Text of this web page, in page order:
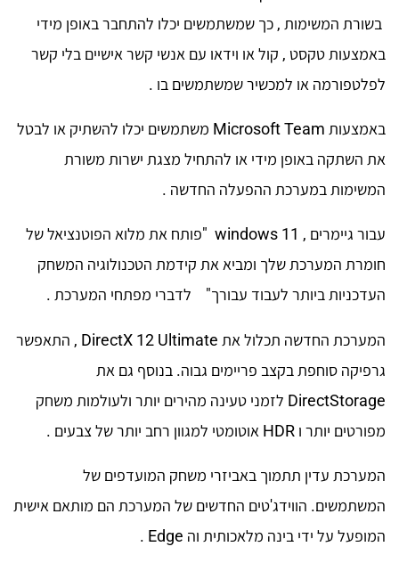
בשורת המשימות , כך שמשתמשים יכלו להתחבר באופן מידי
באמצעות טקסט , קול או וידאו עם אנשי קשר אישיים בלי קשר
לפלטפורמה או למכשיר שמשתמשים בו .
באמצעות Microsoft Team משתמשים יכלו להשתיק או לבטל
את השתקה באופן מידי או להתחיל מצגת ישרות משורת
המשימות במערכת ההפעלה החדשה .
עבור גיימרים , windows 11 "פותח את מלוא הפוטנציאל של
חומרת המערכת שלך ומביא את קידמת הטכנולוגיה המשחק
העדכניות ביותר לעבוד עבורך" לדברי מפתחי המערכת .
המערכת החדשה תכלול את DirectX 12 Ultimate , התאפשר
גרפיקה סוחפת בקצב פריימים גבוה. בנוסף גם את
DirectStorage לזמני טעינה מהירים יותר ולעולמות משחק
מפורטים יותר ו HDR אוטומטי למגוון רחב יותר של צבעים .
המערכת עדין תתמוך באביזרי משחק המועדפים של
המשתמשים. הווידג'טים החדשים של המערכת הם מותאם אישית
המופעל על ידי בינה מלאכותית וה Edge .